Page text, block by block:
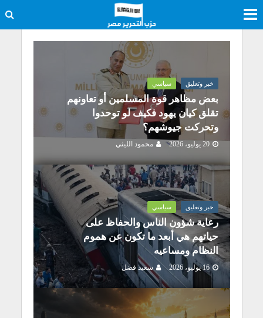
خبر وتعليق سياسي
بعض مظاهر قوة المسلمين أو تعاونهم
تقلق كيان يهود فكيف لو توحدوا
وتحركت جيوشهم؟
20 يوليو، 2026 محمود الليثي
خبر وتعليق سياسي
رعاية شؤون الناس والحفاظ على
حياتهم هي أبعد ما تكون عن هموم
النظام ومساعيه
16 يوليو، 2026 سعيد فضل